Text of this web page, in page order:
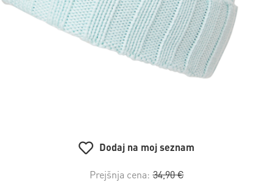
Dodaj na moj seznam
Prejšnja cena: 34,90 €